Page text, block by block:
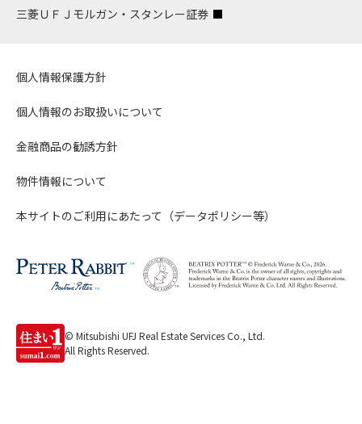
三菱ＵＦＪモルガン・スタンレー証券
個人情報保護方針
個人情報のお取扱いについて
金融商品の勧誘方針
物件情報について
本サイトのご利用にあたって（データポリシー等）
© Mitsubishi UFJ Real Estate Services Co., Ltd.
All Rights Reserved.